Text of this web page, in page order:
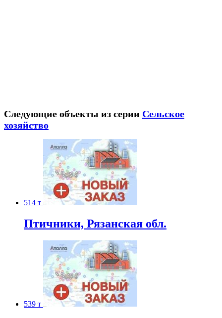
Следующие объекты из серии Сельское
хозяйство
514 т
Птичники, Рязанская обл.
539 т